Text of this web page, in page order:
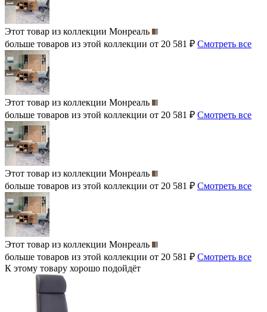
Этот товар из коллекции Монреаль
больше товаров из этой коллекции от 20 581 ₽ Смотреть все
Этот товар из коллекции Монреаль
больше товаров из этой коллекции от 20 581 ₽ Смотреть все
Этот товар из коллекции Монреаль
больше товаров из этой коллекции от 20 581 ₽ Смотреть все
Этот товар из коллекции Монреаль
больше товаров из этой коллекции от 20 581 ₽ Смотреть все
К этому товару хорошо подойдёт